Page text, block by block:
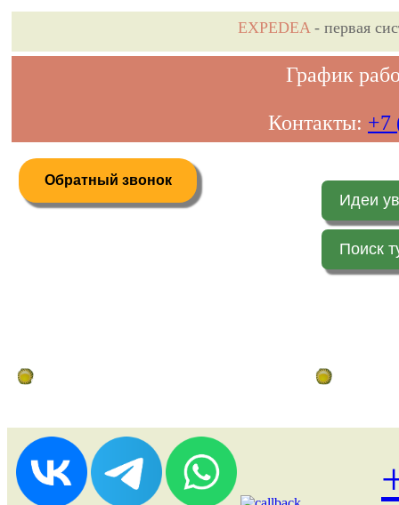
EXPEDEA- первая
График
Контакты: +7
Обратный звонок
Идеи
Поиск
Дистанционное бронирование туров